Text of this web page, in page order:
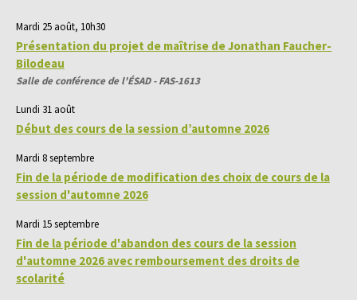
Mardi 25 août, 10h30
Présentation du projet de maîtrise de Jonathan Faucher-
Bilodeau
Salle de conférence de l'ÉSAD - FAS-1613
Lundi 31 août
Début des cours de la session d’automne 2026
Mardi 8 septembre
Fin de la période de modification des choix de cours de la
session d'automne 2026
Mardi 15 septembre
Fin de la période d'abandon des cours de la session
d'automne 2026 avec remboursement des droits de
scolarité